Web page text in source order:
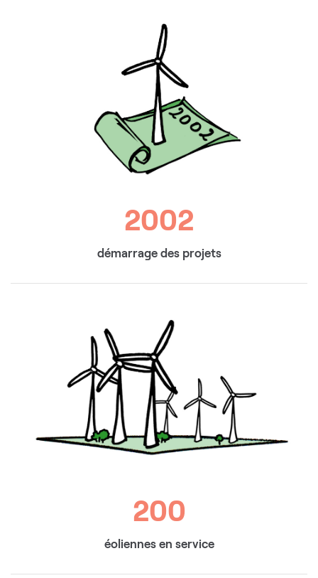
2002
démarrage des projets
200
éoliennes en service